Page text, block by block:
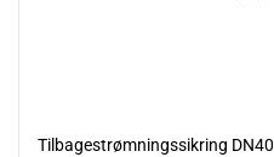
Tilbagestrømningssikring DN40